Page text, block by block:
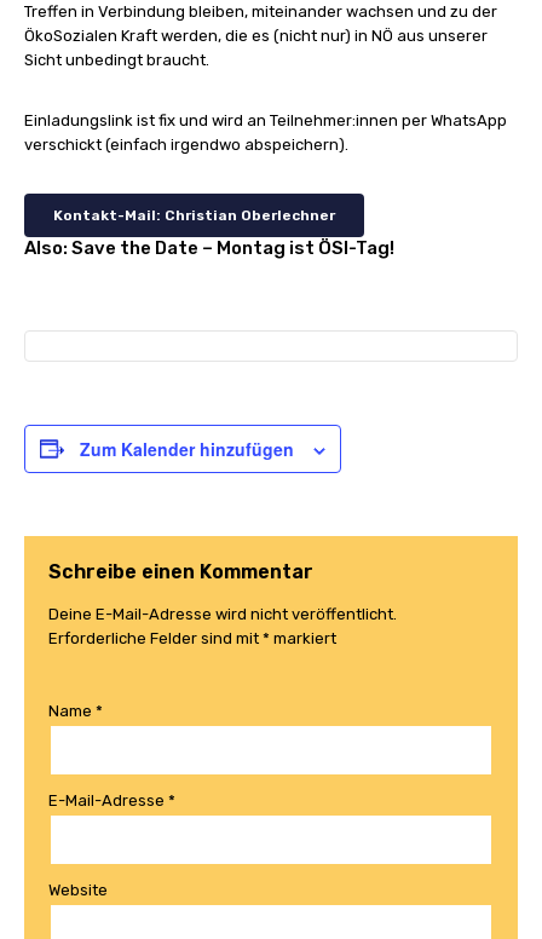
Treffen in Verbindung bleiben, miteinander wachsen und zu der
ÖkoSozialen Kraft werden, die es (nicht nur) in NÖ aus unserer
Sicht unbedingt braucht.
Einladungslink ist fix und wird an Teilnehmer:innen per WhatsApp
verschickt (einfach irgendwo abspeichern).
Kontakt-Mail: Christian Oberlechner
Also: Save the Date – Montag ist ÖSI-Tag!
Zum Kalender hinzufügen
Schreibe einen Kommentar
Deine E-Mail-Adresse wird nicht veröffentlicht.
Erforderliche Felder sind mit * markiert
Name *
E-Mail-Adresse *
Website